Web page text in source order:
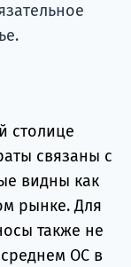
столице
связаны с
видны как
рынке. Для
также не
ОС в